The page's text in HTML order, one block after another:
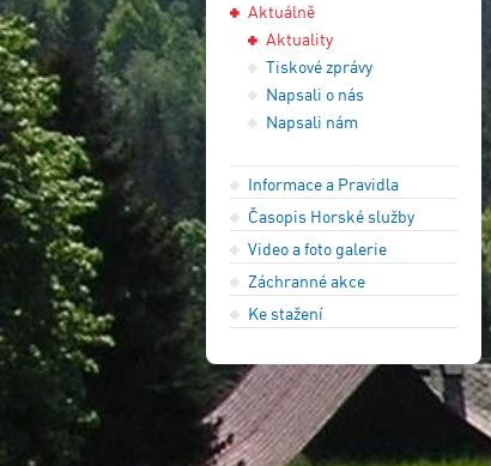
Aktuálně
Aktuality
Tiskové zprávy
Napsali o nás
Napsali nám
Informace a Pravidla
Časopis Horské služby
Video a foto galerie
Záchranné akce
Ke stažení